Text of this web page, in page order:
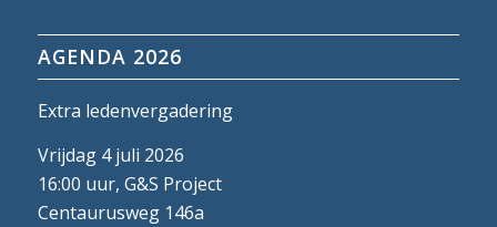
AGENDA 2026
Extra ledenvergadering
Vrijdag 4 juli 2026
16:00 uur, G&S Project
Centaurusweg 146a